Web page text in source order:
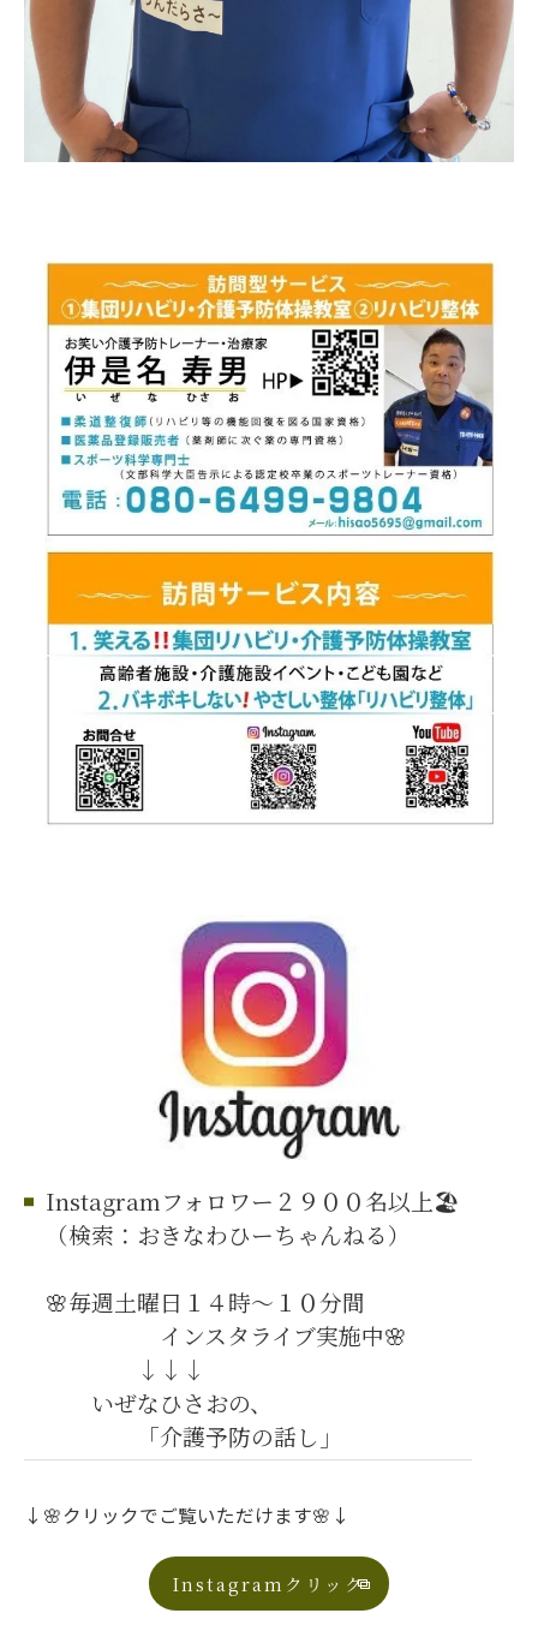
Instagramフォロワー２９００名以上🏖️
（検索：おきなわひーちゃんねる）
🌸毎週土曜日１４時～１０分間
インスタライブ実施中🌸
↓↓↓
いぜなひさおの、
「介護予防の話し」
↓🌸クリックでご覧いただけます🌸↓
Instagramクリック